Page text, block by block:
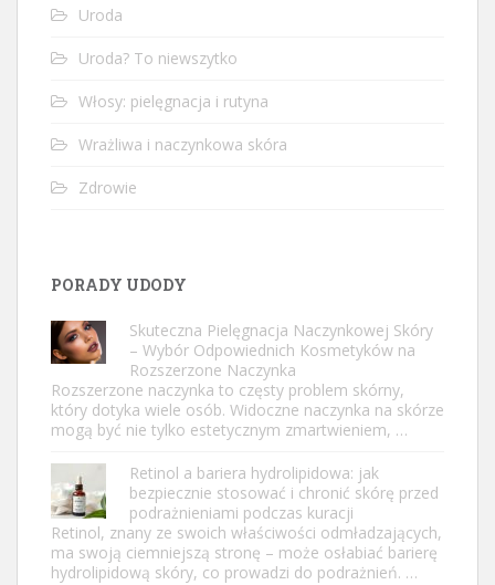
Uroda
Uroda? To niewszytko
Włosy: pielęgnacja i rutyna
Wrażliwa i naczynkowa skóra
Zdrowie
PORADY UDODY
Skuteczna Pielęgnacja Naczynkowej Skóry
– Wybór Odpowiednich Kosmetyków na
Rozszerzone Naczynka
Rozszerzone naczynka to częsty problem skórny,
który dotyka wiele osób. Widoczne naczynka na skórze
mogą być nie tylko estetycznym zmartwieniem, …
Retinol a bariera hydrolipidowa: jak
bezpiecznie stosować i chronić skórę przed
podrażnieniami podczas kuracji
Retinol, znany ze swoich właściwości odmładzających,
ma swoją ciemniejszą stronę – może osłabiać barierę
hydrolipidową skóry, co prowadzi do podrażnień. …